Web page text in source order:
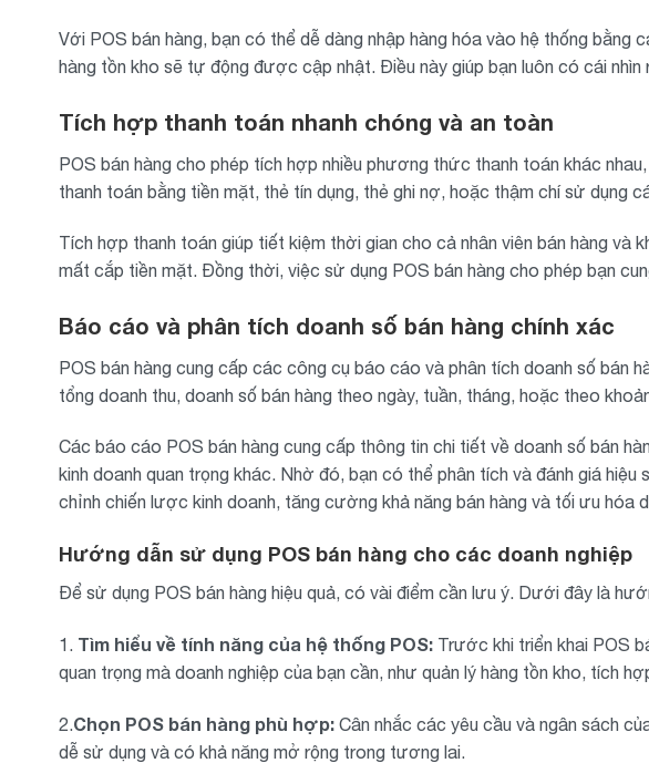
Với POS bán hàng, bạn có thể dễ dàng nhập hàng hóa vào hệ thống
hàng tồn kho sẽ tự động được cập nhật. Điều này giúp bạn luôn có cái
Tích hợp thanh toán nhanh chóng và an toàn
POS bán hàng cho phép tích hợp nhiều phương thức thanh toán khác
thanh toán bằng tiền mặt, thẻ tín dụng, thẻ ghi nợ, hoặc thậm chí sử
Tích hợp thanh toán giúp tiết kiệm thời gian cho cả nhân viên bán hàng và
mất cắp tiền mặt. Đồng thời, việc sử dụng POS bán hàng cho phép bạn
Báo cáo và phân tích doanh số bán hàng chính xác
POS bán hàng cung cấp các công cụ báo cáo và phân tích doanh số bán
tổng doanh thu, doanh số bán hàng theo ngày, tuần, tháng, hoặc theo
Các báo cáo POS bán hàng cung cấp thông tin chi tiết về doanh số bán
kinh doanh quan trọng khác. Nhờ đó, bạn có thể phân tích và đánh giá
chỉnh chiến lược kinh doanh, tăng cường khả năng bán hàng và tối ưu hóa
Hướng dẫn sử dụng POS bán hàng cho các doanh nghiệp
Để sử dụng POS bán hàng hiệu quả, có vài điểm cần lưu ý. Dưới đây là
1. Tìm hiểu về tính năng của hệ thống POS: Trước khi triển khai POS
quan trọng mà doanh nghiệp của bạn cần, như quản lý hàng tồn kho, tích
2.Chọn POS bán hàng phù hợp: Cân nhắc các yêu cầu và ngân sách
dễ sử dụng và có khả năng mở rộng trong tương lai.